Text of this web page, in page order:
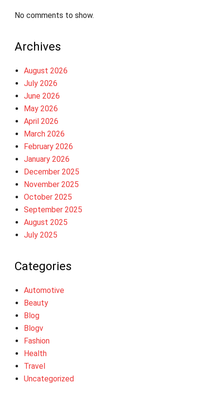
No comments to show.
Archives
August 2026
July 2026
June 2026
May 2026
April 2026
March 2026
February 2026
January 2026
December 2025
November 2025
October 2025
September 2025
August 2025
July 2025
Categories
Automotive
Beauty
Blog
Blogv
Fashion
Health
Travel
Uncategorized